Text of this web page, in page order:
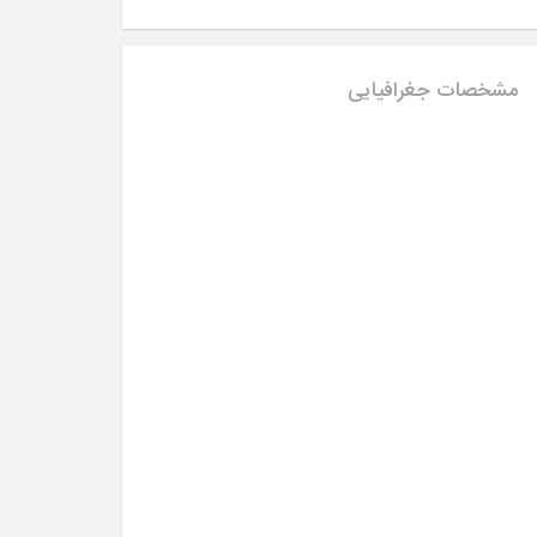
مشخصات جغرافیایی